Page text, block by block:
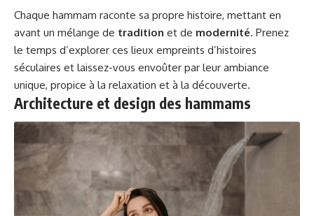
Chaque hammam raconte sa propre histoire, mettant en
avant un mélange de tradition et de modernité. Prenez
le temps d’explorer ces lieux empreints d’histoires
séculaires et laissez-vous envoûter par leur ambiance
unique, propice à la relaxation et à la découverte.
Architecture et design des hammams